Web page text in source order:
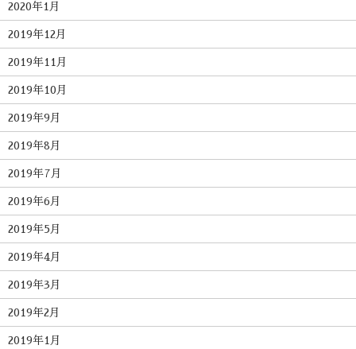
2020年1月
2019年12月
2019年11月
2019年10月
2019年9月
2019年8月
2019年7月
2019年6月
2019年5月
2019年4月
2019年3月
2019年2月
2019年1月